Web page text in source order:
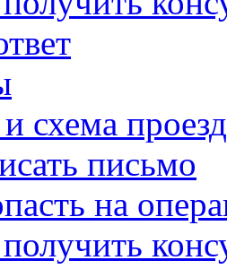
схема
письмо
на